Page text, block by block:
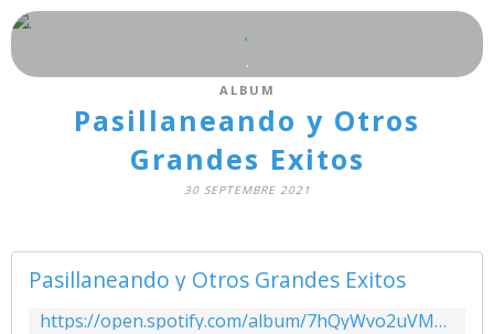
.
.
ALBUM
Pasillaneando y Otros
Grandes Exitos
30 SEPTEMBRE 2021
Pasillaneando y Otros Grandes Exitos
https://open.spotify.com/album/7hQyWvo2uVMCzoiIMhVAqn?si=fggC2QarSrmw9wIZ_IQrGQ&utm_source=copy-link&dl_branch=1